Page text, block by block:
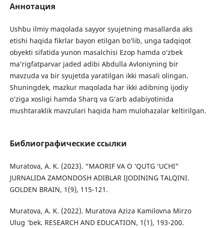
Аннотация
Ushbu ilmiy maqolada sayyor syujetning masallarda aks
etishi haqida fikrlar bayon etilgan bo‘lib, unga tadqiqot
obyekti sifatida yunon masalchisi Ezop hamda o‘zbek
ma’rigfatparvar jaded adibi Abdulla Avloniyning bir
mavzuda va bir syujetda yaratilgan ikki masali olingan.
Shuningdek, mazkur maqolada har ikki adibning ijodiy
o‘ziga xosligi hamda Sharq va G‘arb adabiyotinida
mushtaraklik mavzulari haqida ham mulohazalar keltirilgan.
Библиографические ссылки
Muratova, A. K. (2023). “MAORIF VA O ‘QUTG ‘UCHI”
JURNALIDA ZAMONDOSH ADIBLAR IJODINING TALQINI.
GOLDEN BRAIN, 1(9), 115-121.
Muratova, A. K. (2022). Muratova Aziza Kamilovna Mirzo
Ulug ‘bek. RESEARCH AND EDUCATION, 1(1), 193-200.